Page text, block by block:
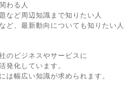
わる人
など周辺知識まで知りたい人
ど、最新動向についても知りたい人
のビジネスやサービスに
発化しています。
は幅広い知識が求められます。